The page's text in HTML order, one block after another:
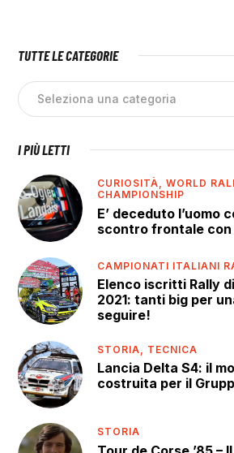
TUTTE LE CATEGORIE
I PIÙ LETTI
CURIOSITÀ,WORLD
CHAMPIONSHIP
E’ deceduto l’uomo
scontro frontale con
CAMPIONATI ITALIANI
Elenco iscritti Rally
2021: tanti big per
seguire!
STORIA, TECNICA
Lancia Delta S4: il
costruita per il
STORIA